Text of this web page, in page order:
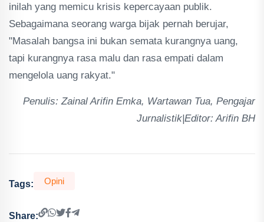
inilah yang memicu krisis kepercayaan publik.
Sebagaimana seorang warga bijak pernah berujar,
"Masalah bangsa ini bukan semata kurangnya uang,
tapi kurangnya rasa malu dan rasa empati dalam
mengelola uang rakyat."
Penulis: Zainal Arifin Emka, Wartawan Tua, Pengajar
Jurnalistik|Editor: Arifin BH
Tags: Opini
Share: